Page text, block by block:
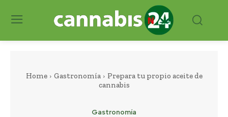
Home Gastronomía
Prepara tu propio aceite de
cannabis
Gastronomía